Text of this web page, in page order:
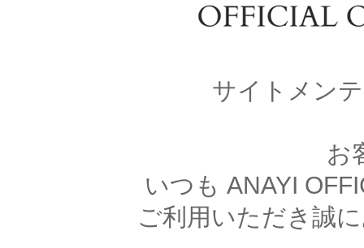
サイトメン
お
いつも ANAYI
ご利用いただき誠